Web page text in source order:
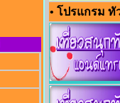
• โปรแกรม ทั